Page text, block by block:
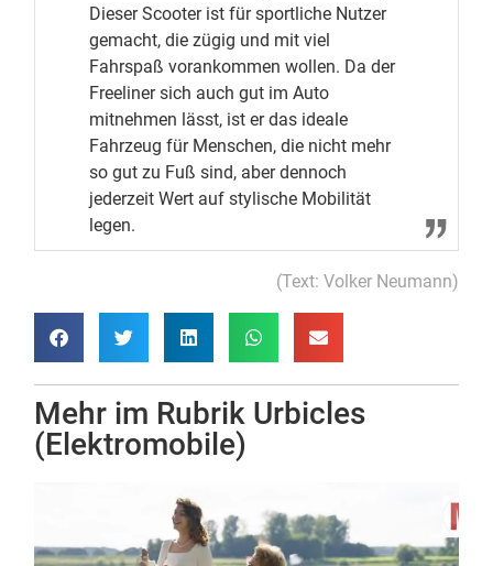
Dieser Scooter ist für sportliche Nutzer
gemacht, die zügig und mit viel
Fahrspaß vorankommen wollen. Da der
Freeliner sich auch gut im Auto
mitnehmen lässt, ist er das ideale
Fahrzeug für Menschen, die nicht mehr
so gut zu Fuß sind, aber dennoch
jederzeit Wert auf stylische Mobilität
legen.
(Text: Volker Neumann)
Mehr im Rubrik Urbicles
(Elektromobile)